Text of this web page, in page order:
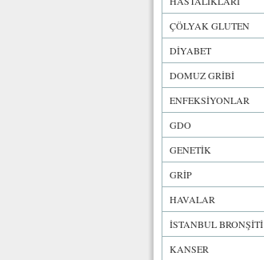
ÇÖLYAK GLUTEN
DİYABET
DOMUZ GRİBİ
ENFEKSİYONLAR
GDO
GENETİK
GRİP
HAVALAR
İSTANBUL BRONŞİTİ
KANSER